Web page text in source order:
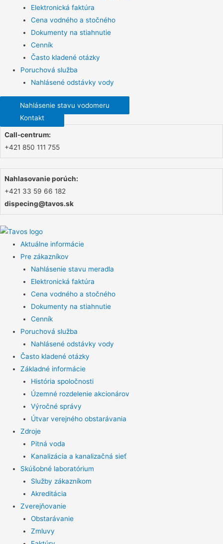
Elektronická faktúra
Cena vodného a stočného
Dokumenty na stiahnutie
Cenník
Často kladené otázky
Poruchová služba
Nahlásené odstávky vody
Nahlásenie stavu vodomeru
Kontakt
Call-centrum:
+421 850 111 755
Nahlasovanie porúch:
+421 33 59 66 182
dispecing@tavos.sk
Aktuálne informácie
Pre zákazníkov
Nahlásenie stavu meradla
Elektronická faktúra
Cena vodného a stočného
Dokumenty na stiahnutie
Cenník
Poruchová služba
Nahlásené odstávky vody
Často kladené otázky
Základné informácie
História spoločnosti
Územné rozdelenie akcionárov
Výročné správy
Útvar verejného obstarávania
Zdroje
Pitná voda
Kanalizácia a kanalizačná sieť
Skúšobné laboratórium
Služby zákazníkom
Akreditácia
Zverejňovanie
Obstarávanie
Zmluvy